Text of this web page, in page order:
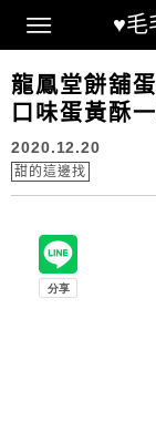
♥毛
Main Menu
龍鳳堂餅舖
口味蛋黃酥
2020.12.20
甜的這邊找